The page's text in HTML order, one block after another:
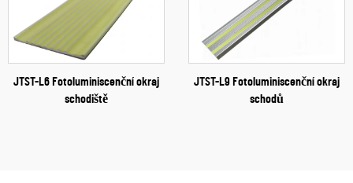
JTST-L6 Fotoluminiscenční okraj
schodiště
JTST-L9 Fotoluminiscenční okraj
schodů